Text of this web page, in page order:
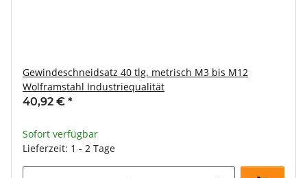
Gewindeschneidsatz 40 tlg. metrisch M3 bis M12
Wolframstahl Industriequalität
40,92 € *
Sofort verfügbar
Lieferzeit: 1 - 2 Tage